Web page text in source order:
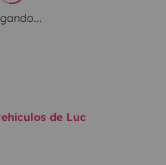
de Luc